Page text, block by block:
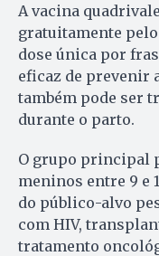
A vacina
gratuitamente pelo
dose única por
eficaz de prevenir
também pode ser
durante o parto.
O grupo principal
meninos entre 9 e
do público-alvo
com HIV,
tratamento